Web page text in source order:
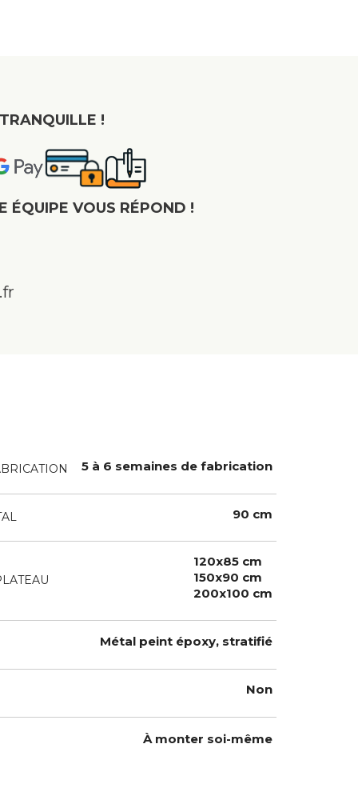
!
ÉQUIPE VOUS RÉPOND !
5 à 6 semaines de fabrication
90 cm
120x85 cm
150x90 cm
200x100 cm
Métal peint époxy, stratifié
Non
À monter soi-même